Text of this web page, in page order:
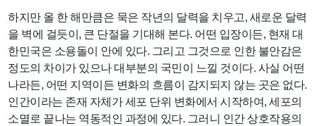
하지만 올 한 해만큼은 묵은 작년의 달력을 치우고, 새로운 달력
을 벽에 걸듯이, 큰 단절을 기대해 본다. 어떤 입장이든, 현재 대
한민국은 소용돌이 안에 있다. 그리고 그것으로 인한 불안감은
정도의 차이가 있으나 대부분의 국민이 느낄 것이다. 사실 어떤
나라든, 어떤 지역이든 변화의 흐름이 감지되지 않는 곳은 없다.
인간이라는 존재 자체가 세포 단위 변화에서 시작하여, 세포의
소멸로 끝나는 역동적인 과정에 있다. 그러니 인간 상호작용의